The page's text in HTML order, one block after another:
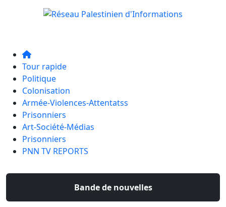
Tour rapide
Politique
Colonisation
Armée-Violences-Attentatss
Prisonniers
Art-Société-Médias
Prisonniers
PNN TV REPORTS
Bande de nouvelles